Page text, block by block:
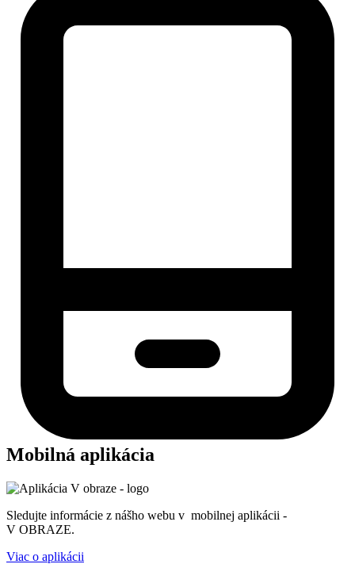
Mobilná aplikácia
Sledujte informácie z nášho webu v mobilnej aplikácii -
V OBRAZE.
Viac o aplikácii